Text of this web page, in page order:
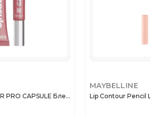
PRO CAPSULE Бле...
MAYBELLINE
Lip Contour Pencil